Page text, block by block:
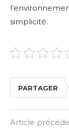
simplicité.
PARTAGER
Article